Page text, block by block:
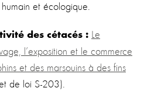
et écologique.
des cétacés :
Le
l’exposition et le commerce
et des marsouins à des fins
de loi S-203).